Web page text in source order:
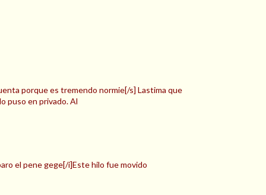
porque es tremendo normie[/s] Lastima que
puso en privado. Al
el pene gege[/i]Este hilo fue movido